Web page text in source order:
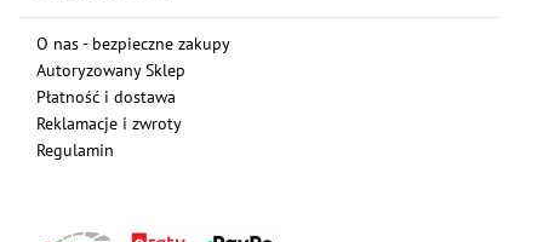
O nas - bezpieczne zakupy
Autoryzowany Sklep
Płatność i dostawa
Reklamacje i zwroty
Regulamin